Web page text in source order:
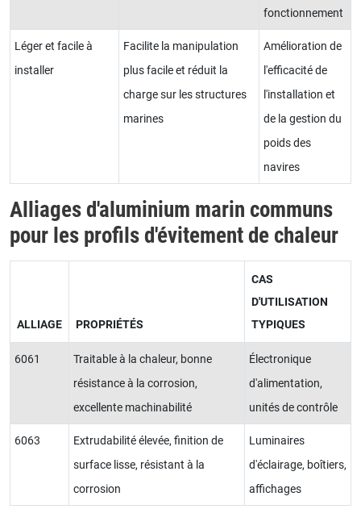
fonctionnement
Léger et facile à
installer
Facilite la manipulation
plus facile et réduit la
charge sur les structures
marines
Amélioration de
l'efficacité de
l'installation et
de la gestion du
poids des
navires
Alliages d'aluminium marin communs
pour les profils d'évitement de chaleur
ALLIAGE PROPRIÉTÉS
CAS
D'UTILISATION
TYPIQUES
6061
Traitable à la chaleur, bonne
résistance à la corrosion,
excellente machinabilité
Électronique
d'alimentation,
unités de contrôle
6063
Extrudabilité élevée, finition de
surface lisse, résistant à la
corrosion
Luminaires
d'éclairage, boîtiers,
affichages